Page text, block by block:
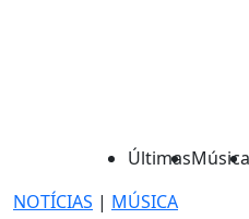
ÚltimasMúsica
NOTÍCIAS | MÚSICA